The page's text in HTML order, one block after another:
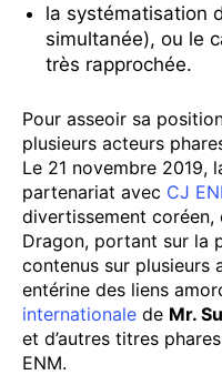
la systématisation
simultanée), ou le
très rapprochée.
Pour asseoir sa
plusieurs acteurs
Le 21 novembre 2019,
partenariat avec CJ
divertissement
Dragon, portant sur la
contenus sur plusieurs
entérine des liens
internationale de Mr.
et d’autres titres
ENM.